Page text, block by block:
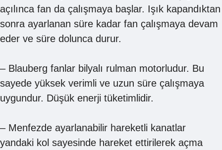
açılınca fan da çalışmaya başlar. Işık kapandıktan
sonra ayarlanan süre kadar fan çalışmaya devam
eder ve süre dolunca durur.
– Blauberg fanlar bilyalı rulman motorludur. Bu
sayede yüksek verimli ve uzun süre çalışmaya
uygundur. Düşük enerji tüketimlidir.
– Menfezde ayarlanabilir hareketli kanatlar
yandaki kol sayesinde hareket ettirilerek açma